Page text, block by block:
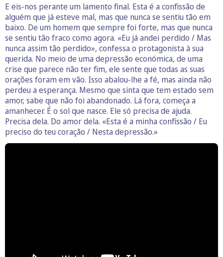
E eis-nos perante um lamento final. Esta é a confissão de
alguém que já esteve mal, mas que nunca se sentiu tão em
baixo. De um homem que sempre foi forte, mas que nunca
se sentiu tão fraco como agora. «Eu já andei perdido / Mas
nunca assim tão perdido», confessa o protagonista à sua
querida. No meio de uma depressão económica, de uma
crise que parece não ter fim, ele sente que todas as suas
orações foram em vão. Isso abalou-lhe a fé, mas ainda não
perdeu a esperança. Mesmo que sinta que tem estado sem
amor, sabe que não foi abandonado. Lá fora, começa a
amanhecer. É o sol que nasce. Ele só precisa de ajuda.
Precisa dela. Do amor dela. «Esta é a minha confissão / Eu
preciso do teu coração / Nesta depressão.»